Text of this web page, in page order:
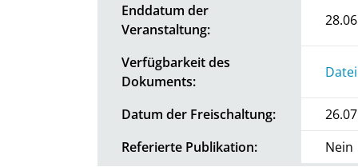
Enddatum der
Veranstaltung:
Verfügbarkeit des
Dokuments:
Datum der Freischaltung:
Referierte Publikation:
Nein